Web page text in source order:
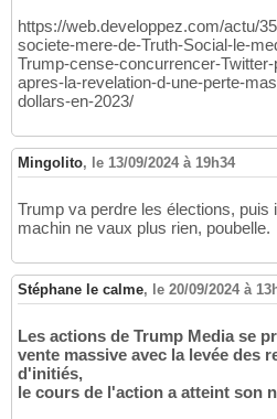
https://web.developpez.com/actu/
societe-mere-de-Truth-Social-le-
Trump-cense-concurrencer-
apres-la-revelation-d-une-perte-
dollars-en-2023/
Mingolito, le 13/09/2024 à 19h34
Trump va perdre les élections, puis
machin ne vaux plus rien, poubelle.
Stéphane le calme, le 20/09/2024 à
Les actions de Trump Media se
vente massive avec la levée des
d'initiés,
le cours de l'action a atteint son